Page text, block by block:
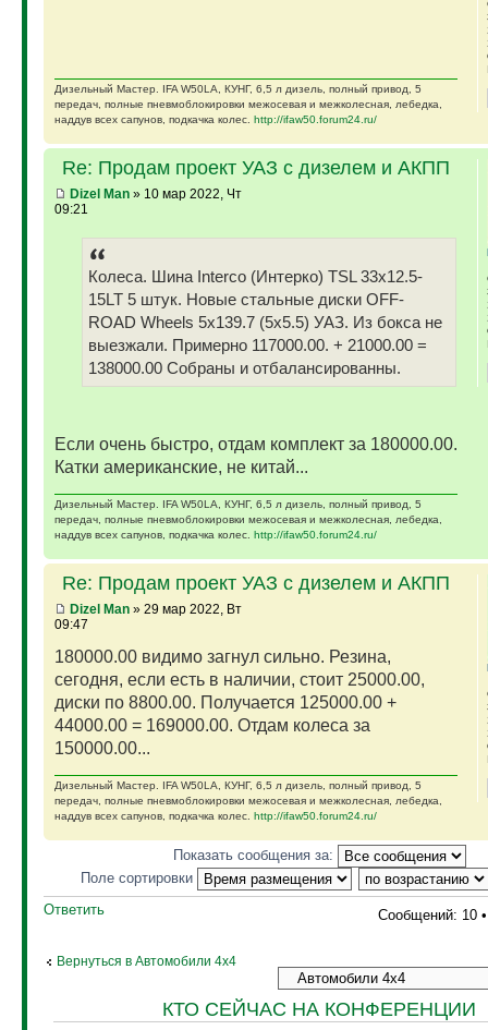
Дизельный Мастер. IFA W50LA, КУНГ, 6,5 л дизель, полный привод, 5
передач, полные пневмоблокировки межосевая и межколесная, лебедка,
наддув всех сапунов, подкачка колес. http://ifaw50.forum24.ru/
Re: Продам проект УАЗ с дизелем и АКПП
Dizel Man» 10 мар 2022, Чт
09:21
Колеса. Шина Interco (Интерко) TSL 33x12.5-
15LT 5 штук. Новые стальные диски OFF-
ROAD Wheels 5x139.7 (5x5.5) УАЗ. Из бокса не
выезжали. Примерно 117000.00. + 21000.00 =
138000.00 Собраны и отбалансированны.
Если очень быстро, отдам комплект за 180000.00.
Катки американские, не китай...
Дизельный Мастер. IFA W50LA, КУНГ, 6,5 л дизель, полный привод, 5
передач, полные пневмоблокировки межосевая и межколесная, лебедка,
наддув всех сапунов, подкачка колес. http://ifaw50.forum24.ru/
Re: Продам проект УАЗ с дизелем и АКПП
Dizel Man» 29 мар 2022, Вт
09:47
180000.00 видимо загнул сильно. Резина,
сегодня, если есть в наличии, стоит 25000.00,
диски по 8800.00. Получается 125000.00 +
44000.00 = 169000.00. Отдам колеса за
150000.00...
Дизельный Мастер. IFA W50LA, КУНГ, 6,5 л дизель, полный привод, 5
передач, полные пневмоблокировки межосевая и межколесная, лебедка,
наддув всех сапунов, подкачка колес. http://ifaw50.forum24.ru/
Показать сообщения за:
Поле сортировки
Ответить
Сообщений: 10
Вернуться в Автомобили 4х4
КТО СЕЙЧАС НА КОНФЕРЕНЦИИ